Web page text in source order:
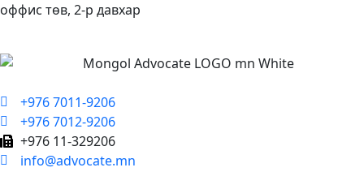
оффис төв, 2-р давхар
+976 7011-9206
+976 7012-9206
+976 11-329206
info@advocate.mn